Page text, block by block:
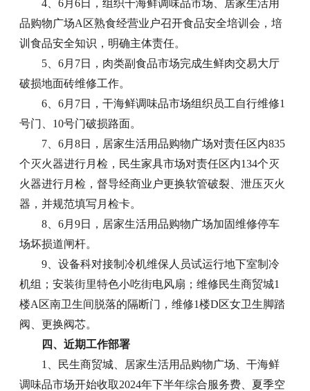
4、6月6日，组织干海鲜调味品市场、居家生活用
品购物广场A区熟食经营业户召开食品安全培训会，培
训食品安全知识，明确主体责任。
5、6月7日，肉类副食品市场完成生鲜肉交易大厅
破损地面砖维修工作。
6、6月7日，干海鲜调味品市场组织员工自行维修1
号门、10号门破损路面。
7、6月8日，居家生活用品购物广场对责任区内835
个灭火器进行月检，民生家具市场对责任区内134个灭
火器进行月检，督导经商业户更换软管破裂、泄压灭火
器，并规范填写月检卡。
8、6月9日，居家生活用品购物广场加固维修停车
场坏损道闸杆。
9、设备科对接制冷机维保人员试运行地下室制冷
机组；安装街里特色小吃街电风扇；维修民生商贸城1
楼A区南卫生间脱落的隔断门，维修1楼D区女卫生脚踏
阀、更换阀芯。
四、近期工作部署
1、民生商贸城、居家生活用品购物广场、干海鲜
调味品市场开始收取2024年下半年综合服务费、夏季空